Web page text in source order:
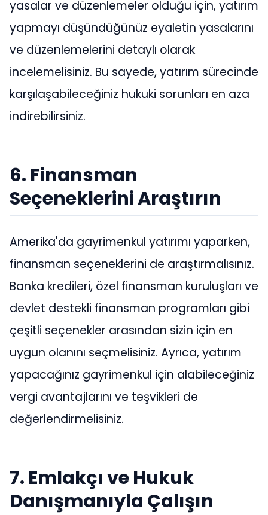
yasalar ve düzenlemeler olduğu için, yatırım
yapmayı düşündüğünüz eyaletin yasalarını
ve düzenlemelerini detaylı olarak
incelemelisiniz. Bu sayede, yatırım sürecinde
karşılaşabileceğiniz hukuki sorunları en aza
indirebilirsiniz.
6. Finansman
Seçeneklerini Araştırın
Amerika'da gayrimenkul yatırımı yaparken,
finansman seçeneklerini de araştırmalısınız.
Banka kredileri, özel finansman kuruluşları ve
devlet destekli finansman programları gibi
çeşitli seçenekler arasından sizin için en
uygun olanını seçmelisiniz. Ayrıca, yatırım
yapacağınız gayrimenkul için alabileceğiniz
vergi avantajlarını ve teşvikleri de
değerlendirmelisiniz.
7. Emlakçı ve Hukuk
Danışmanıyla Çalışın